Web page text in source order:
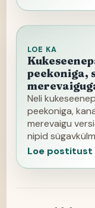
LOE KA
peekoniga,
Neli
peekoniga,
merevaigu
nipid
Loe